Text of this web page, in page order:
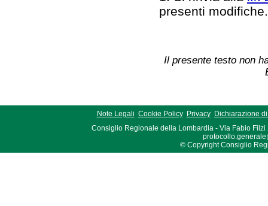
presenti
Il presente testo non
Note Legali Cookie Policy Privacy
Dichiarazione
Consiglio Regionale della Lombardia - Via Fabio Filzi
© Copyright Consiglio